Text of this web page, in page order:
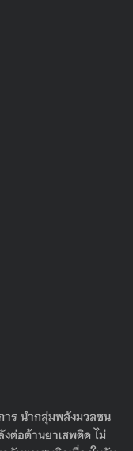
าร นำกลุ่มพลังมวลชน
ต่อต้านยาเสพติด ไม่